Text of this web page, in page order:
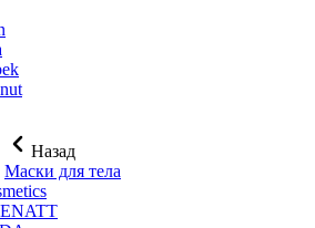
Назад
Маски для тела